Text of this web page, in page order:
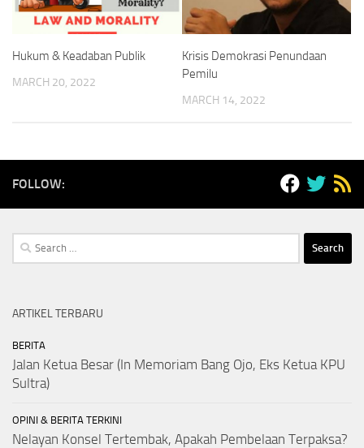
Hukum & Keadaban Publik
MARCH 20, 2022
Krisis Demokrasi Penundaan
Pemilu
MARCH 14, 2022
FOLLOW:
Search
for:
ARTIKEL TERBARU
BERITA
Jalan Ketua Besar (In Memoriam Bang Ojo, Eks Ketua KPU
Sultra)
OPINI & BERITA TERKINI
Nelayan Konsel Tertembak, Apakah Pembelaan Terpaksa?